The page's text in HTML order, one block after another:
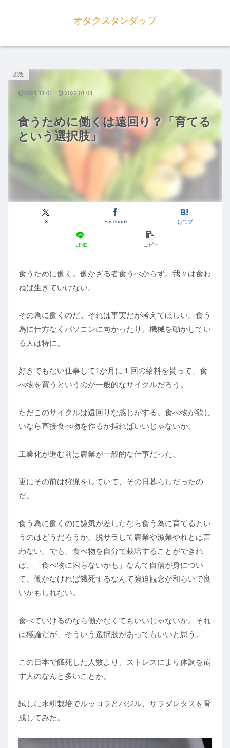
オタクスタンダップ
食うために働くは遠回り？「育てる
という選択肢」
思想
X Facebook はてブ
LINE コピー
2021.11.01 2022.01.04
食うために働く。働かざる者食うべからず。我々は食わ
ねば生きていけない。
その為に働くのだ。それは事実だが考えてほしい。食う
為に仕方なくパソコンに向かったり、機械を動かしてい
る人は特に。
好きでもない仕事して1か月に１回の給料を貰って、食
べ物を買うというのが一般的なサイクルだろう。
ただこのサイクルは遠回りな感じがする。食べ物が欲し
いなら直接食べ物を作るか捕ればいいじゃないか。
工業化が進む前は農業が一般的な仕事だった。
更にその前は狩猟をしていて、その日暮らしだったの
だ。
食う為に働くのに嫌気が差したなら食う為に育てるとい
うのはどうだろうか。脱サラして農業や漁業やれとは言
わない。でも、食べ物を自分で栽培することができれ
ば、「食べ物に困らないかも」なんて自信が身につい
て、働かなければ餓死するなんて強迫観念が和らいで良
いかもしれない。
食べていけるのなら働かなくてもいいじゃないか。それ
は極論だが、そういう選択肢があってもいいと思う。
この日本で餓死した人数より、ストレスにより体調を崩
す人のなんと多いことか。
試しに水耕栽培でルッコラとバジル、サラダレタスを育
成してみた。